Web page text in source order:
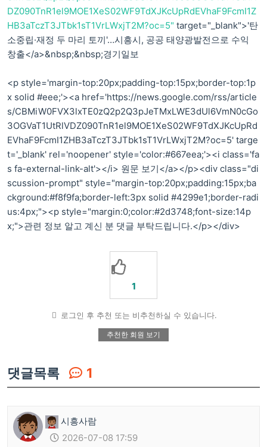
DZ090TnR1el9MOE1XeS02WF9TdXJKcUpRdEVhaF9FcmI1Z
HB3aTczT3JTbk1sT1VrLWxjT2M?oc=5" target="_blank">'탄
소중립·재정 두 마리 토끼'…시흥시, 공공 태양광발전으로 수익
창출</a>&nbsp;&nbsp;경기일보
<p style='margin-top:20px;padding-top:15px;border-top:1p
x solid #eee;'><a href='https://news.google.com/rss/article
s/CBMiW0FVX3lxTE0zQ2p2Q3pJeTMxLWE3dUl6VmN0cGo
3OGVaT1UtRlVDZ090TnR1el9MOE1XeS02WF9TdXJKcUpRd
EVhaF9FcmI1ZHB3aTczT3JTbk1sT1VrLWxjT2M?oc=5' targe
t='_blank' rel='noopener' style='color:#667eea;'><i class='fa
s fa-external-link-alt'></i> 원문 보기</a></p><div class="di
scussion-prompt" style="margin-top:20px;padding:15px;ba
ckground:#f8f9fa;border-left:3px solid #4299e1;border-radi
us:4px;"><p style="margin:0;color:#2d3748;font-size:14p
x;">관련 정보 알고 계신 분 댓글 부탁드립니다.</p></div>
1
로그인 후 추천 또는 비추천하실 수 있습니다.
추천한 회원 보기
댓글목록 1
시흥사람
2026-07-08 17:59